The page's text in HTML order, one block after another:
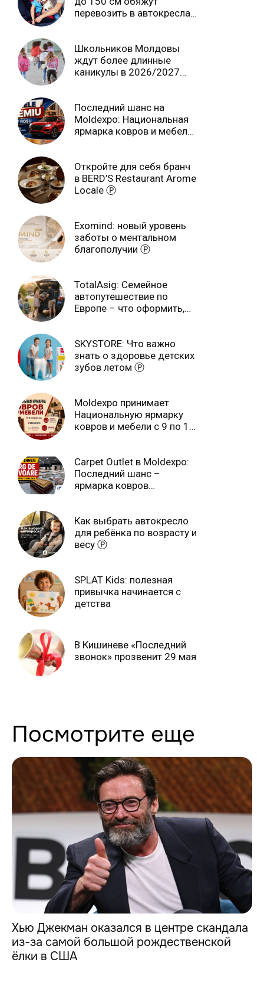
перевозить в автокреслах
Школьников Молдовы
ждут более длинные
каникулы в 2026/2027
Последний шанс на
Moldexpo: Национальная
ярмарка ковров и мебели
Откройте для себя бранч
в BERD’S Restaurant Arome
Locale Ⓟ
Exomind: новый уровень
заботы о ментальном
благополучии Ⓟ
TotalAsig: Семейное
автопутешествие по
Европе – что оформить,
SKYSTORE: Что важно
знать о здоровье детских
зубов летом Ⓟ
Moldexpo принимает
Национальную ярмарку
ковров и мебели с 9 по 14
Carpet Outlet в Moldexpo:
Последний шанс –
ярмарка ковров
Как выбрать автокресло
для ребёнка по возрасту и
весу Ⓟ
SPLAT Kids: полезная
привычка начинается с
детства
В Кишиневе «Последний
звонок» прозвенит 29 мая
Посмотрите еще
Хью Джекман оказался в центре скандала
из-за самой большой рождественской
ёлки в США